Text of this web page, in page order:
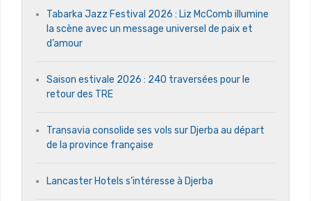
Tabarka Jazz Festival 2026 : Liz McComb illumine
la scène avec un message universel de paix et
d’amour
Saison estivale 2026 : 240 traversées pour le
retour des TRE
Transavia consolide ses vols sur Djerba au départ
de la province française
Lancaster Hotels s’intéresse à Djerba